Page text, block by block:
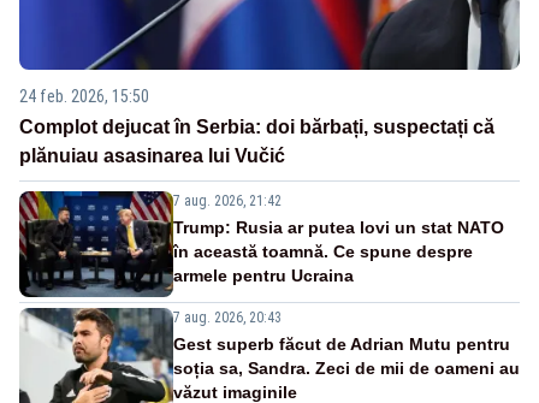
24 feb. 2026, 15:50
Complot dejucat în Serbia: doi bărbați, suspectați că
plănuiau asasinarea lui Vučić
7 aug. 2026, 21:42
Trump: Rusia ar putea lovi un stat NATO
în această toamnă. Ce spune despre
armele pentru Ucraina
7 aug. 2026, 20:43
Gest superb făcut de Adrian Mutu pentru
soția sa, Sandra. Zeci de mii de oameni au
văzut imaginile